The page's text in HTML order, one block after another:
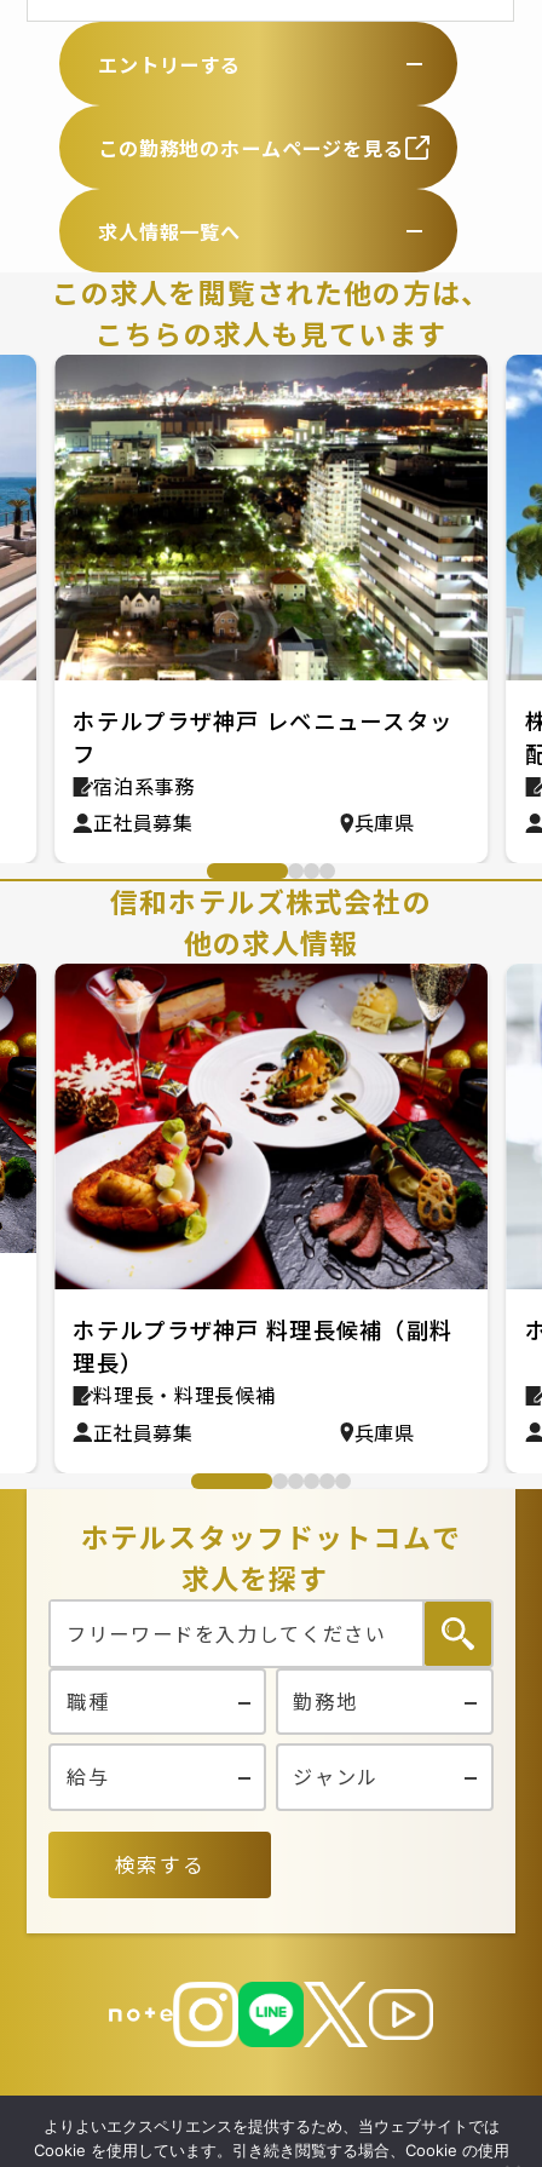
エントリーする
この勤務地のホームページを見る
求人情報一覧へ
この求人を閲覧された他の方は、
こちらの求人も見ています
ホテルプラザ神戸 レベニュースタッ
フ
宿泊系事務
正社員募集
兵庫県
信和ホテルズ株式会社の
他の求人情報
ホテルプラザ神戸 料理長候補（副料
理長）
料理長・料理長候補
正社員募集
兵庫県
ホテルスタッフドットコムで
求人を探す
検索する
よりよいエクスペリエンスを提供するため、当ウェブサイトでは
Cookie を使用しています。引き続き閲覧する場合、Cookie の使用